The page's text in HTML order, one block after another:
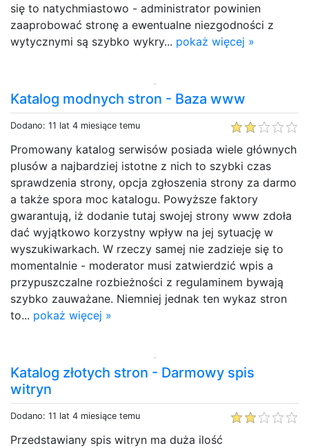
się to natychmiastowo - administrator powinien
zaaprobować stronę a ewentualne niezgodności z
wytycznymi są szybko wykry... pokaż więcej »
Katalog modnych stron - Baza www
Dodano: 11 lat 4 miesiące temu
Promowany katalog serwisów posiada wiele głównych
plusów a najbardziej istotne z nich to szybki czas
sprawdzenia strony, opcja zgłoszenia strony za darmo
a także spora moc katalogu. Powyższe faktory
gwarantują, iż dodanie tutaj swojej strony www zdoła
dać wyjątkowo korzystny wpływ na jej sytuację w
wyszukiwarkach. W rzeczy samej nie zadzieje się to
momentalnie - moderator musi zatwierdzić wpis a
przypuszczalne rozbieżności z regulaminem bywają
szybko zauważane. Niemniej jednak ten wykaz stron
to... pokaż więcej »
Katalog złotych stron - Darmowy spis
witryn
Dodano: 11 lat 4 miesiące temu
Przedstawiany spis witryn ma duża ilość